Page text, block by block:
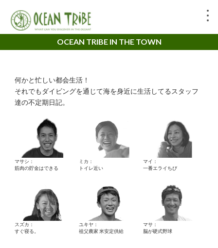
OCEAN TRIBE IN THE TOWN
何かと忙しい都会生活！
それでもダイビングを通じて海を身近に生活してるスタッフ
達の不定期日記。
マサシ：
筋肉の貯金はできる
ミカ：
トイレ近い
マイ：
一番エライちび
スズカ：
すぐ寝る。
ユキヤ：
祖父農家 米安定供給
マサ：
脳が硬式野球